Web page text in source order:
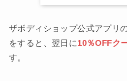
ザボディショップ公式アプリ
をすると、翌日に10％OFFク
す。